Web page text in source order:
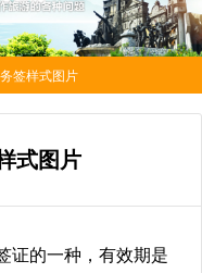
签样式图片
式图片
证的一种，有效期是